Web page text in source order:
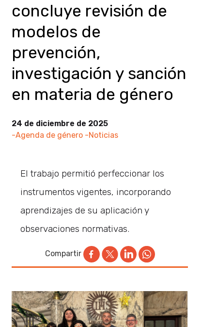
concluye revisión de
modelos de
prevención,
investigación y sanción
en materia de género
24 de diciembre de 2025
-Agenda de género -Noticias
El trabajo permitió perfeccionar los
instrumentos vigentes, incorporando
aprendizajes de su aplicación y
observaciones normativas.
Compartir